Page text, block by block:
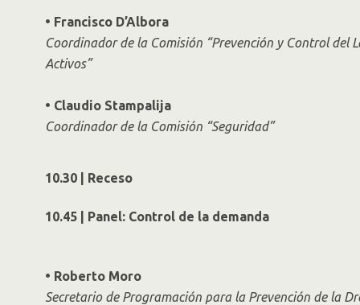
• Francisco D’Albora
Coordinador de la Comisión “Prevención y Control del
Activos”
• Claudio Stampalija
Coordinador de la Comisión “Seguridad”
10.30 | Receso
10.45 | Panel: Control de la demanda
• Roberto Moro
Secretario de Programación para la Prevención de la